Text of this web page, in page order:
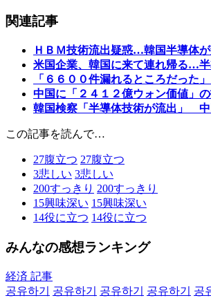
関連記事
ＨＢＭ技術流出疑惑…韓国半導体
米国企業、韓国に来て連れ帰る…
「６６００件漏れるところだっ
中国に「２４１２億ウォン価値」
韓国検察「半導体技術が流出」
この記事を読んで…
27腹立つ 27腹立つ
3悲しい 3悲しい
200すっきり 200すっきり
15興味深い 15興味深い
14役に立つ 14役に立つ
みんなの感想ランキング
経済 記事
공유하기
공유하기 공유하기 공유하기
공